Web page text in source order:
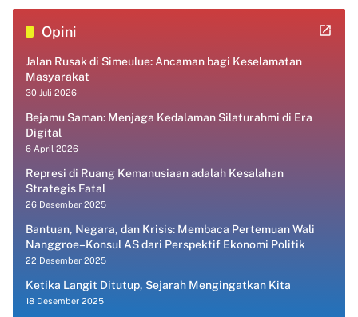
Opini
Jalan Rusak di Simeulue: Ancaman bagi Keselamatan
Masyarakat
30 Juli 2026
Bejamu Saman: Menjaga Kedalaman Silaturahmi di Era
Digital
6 April 2026
Represi di Ruang Kemanusiaan adalah Kesalahan
Strategis Fatal
26 Desember 2025
Bantuan, Negara, dan Krisis: Membaca Pertemuan Wali
Nanggroe–Konsul AS dari Perspektif Ekonomi Politik
22 Desember 2025
Ketika Langit Ditutup, Sejarah Mengingatkan Kita
18 Desember 2025